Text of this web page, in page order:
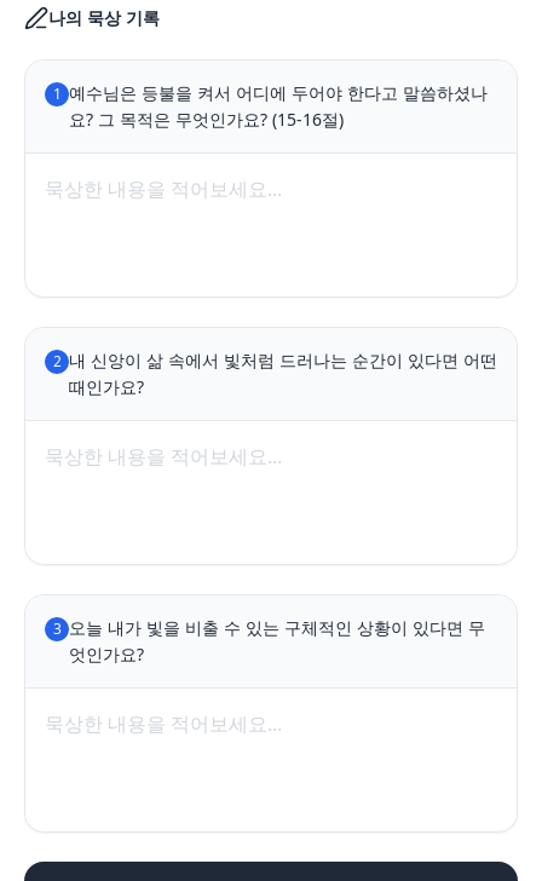
나의 묵상 기록
1 예수님은 등불을 켜서 어디에 두어야 한다고 말씀하셨나
요? 그 목적은 무엇인가요? (15-16절)
2 내 신앙이 삶 속에서 빛처럼 드러나는 순간이 있다면 어떤
때인가요?
3 오늘 내가 빛을 비출 수 있는 구체적인 상황이 있다면 무
엇인가요?